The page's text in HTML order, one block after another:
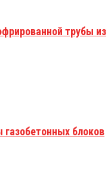
трубы из
газобетонных блоков